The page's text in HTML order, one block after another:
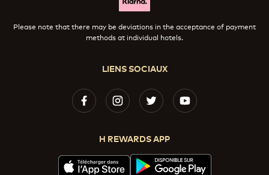
LIENS SOCIAUX
H REWARDS APP
Please note that there may be deviations in the acceptance of payment
methods at individual hotels.